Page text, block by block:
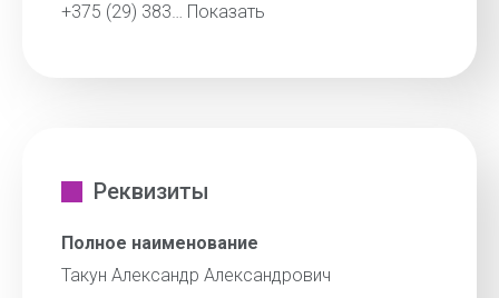
+375 (29) 383… Показать
Реквизиты
Полное наименование
Такун Александр Александрович